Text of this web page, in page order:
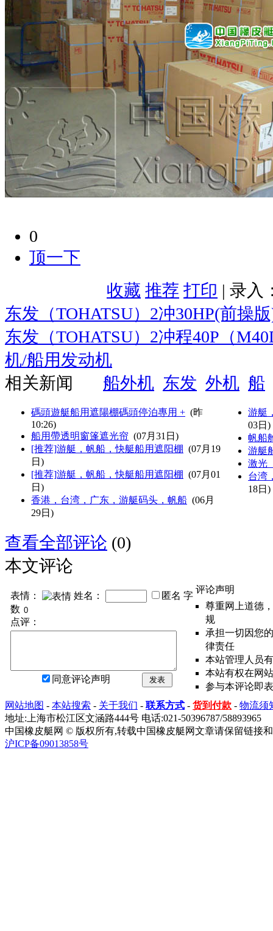
0
顶一下
收藏 推荐 打印 | 录入
东发（TOHATSU）2冲30HP(前操
东发（TOHATSU）2冲程40P（
机/船用发动机
相关新闻
船外机 东发 外机 船
碼頭遊艇船用遮陽棚碼頭停泊專用 + (昨
10:26)
船用帶透明窗篷遮光帘 (07月31日)
[推荐]游艇，帆船，快艇船用遮阳棚 (07月19
日)
[推荐]游艇，帆船，快艇船用遮阳棚 (07月01
日)
香港，台湾，广东，游艇码头，帆船 (06月
29日)
游艇
03日)
帆船
游艇
激光
台湾
18日)
查看全部评论 (0)
本文评论
表情： 姓名： 匿名 字
数
点评：
同意评论声明 发表
评论声明
尊重网上道德
规
承担一切因您
律责任
本站管理人员
本站有权在网
参与本评论即
网站地图 - 本站搜索 - 关于我们 - 联系方式 - 货到付款 - 物流须
地址:上海市松江区文涵路444号 电话:021-50396787/58893965
中国橡皮艇网 © 版权所有,转载中国橡皮艇网文章请保留链接
沪ICP备09013858号